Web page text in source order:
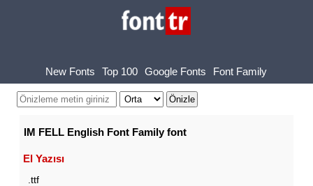
New Fonts Top 100 Google Fonts Font Family
IM FELL English Font Family font
El Yazısı
.ttf